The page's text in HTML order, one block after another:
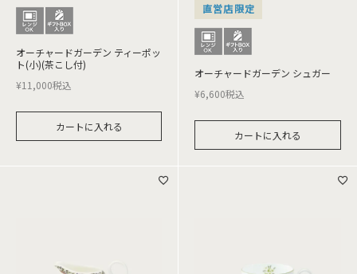
オーチャードガーデン ティーポッ
ト(小)(茶こし付)
¥11,000税込
カートに入れる
直営店限定
オーチャードガーデン シュガー
¥6,600税込
カートに入れる